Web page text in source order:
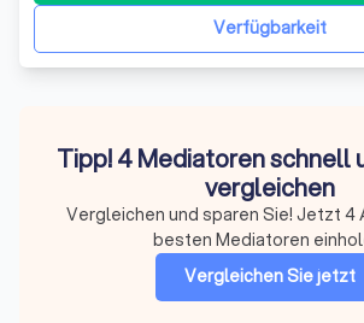
Verfügbarkeit
Tipp! 4 Mediatoren schnell
vergleichen
Vergleichen und sparen Sie! Jetzt
besten Mediatoren
Vergleichen Sie jetzt